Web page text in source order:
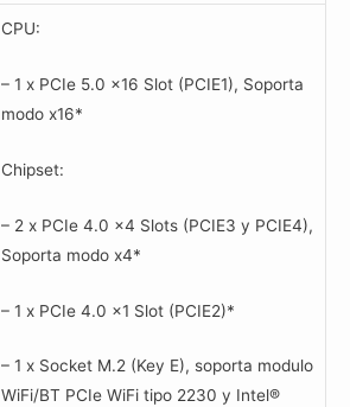
CPU:
– 1 x PCIe 5.0 x16 Slot (PCIE1), Soporta
modo x16*
Chipset:
– 2 x PCIe 4.0 x4 Slots (PCIE3 y PCIE4),
Soporta modo x4*
– 1 x PCIe 4.0 x1 Slot (PCIE2)*
– 1 x Socket M.2 (Key E), soporta modulo
WiFi/BT PCIe WiFi tipo 2230 y Intel®